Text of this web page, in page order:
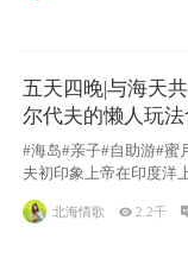
五天四晚|与海天
尔代夫的懒人玩
#海岛#亲子#自助游#蜜
夫初印象上帝在印度洋
北海情歌 2.2千